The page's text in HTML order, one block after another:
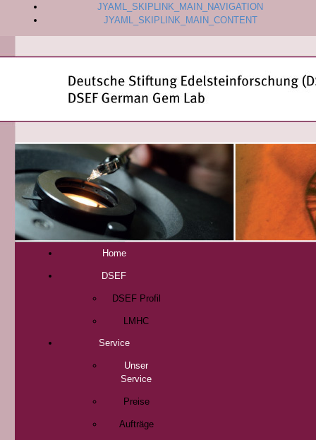
JYAML_SKIPLINK_MAIN_NAVIGATION
JYAML_SKIPLINK_MAIN_CONTENT
Home
DSEF
DSEF Profil
LMHC
Service
Unser
Service
Preise
Aufträge